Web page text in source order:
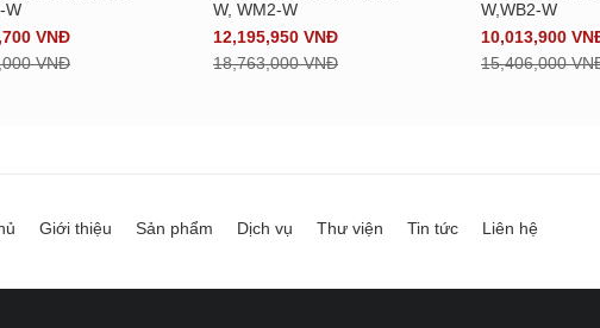
W
VNĐ
VNĐ
W, WM2-W
12,195,950 VNĐ
18,763,000 VNĐ
W,WB2-W
10,013,900
15,406,000
Giới thiệu Sản phẩm Dịch vụ Thư viện Tin tức Liên hệ